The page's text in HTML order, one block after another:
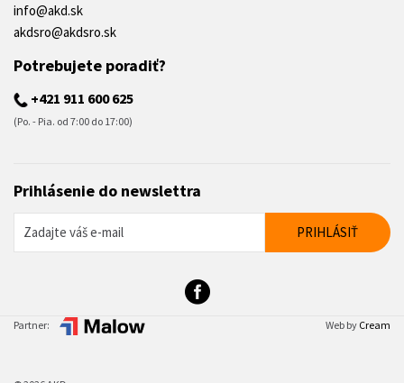
info@akd.sk
akdsro@akdsro.sk
Potrebujete poradiť?
+421 911 600 625
(Po. - Pia. od 7:00 do 17:00)
Prihlásenie do newslettra
Partner: Web by Cream